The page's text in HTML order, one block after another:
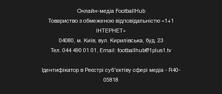
Онлайн-медіа FootballHub
Товариство з обмеженою відповідальністю «1+1
ІНТЕРНЕТ»
04080, м. Київ, вул. Кирилівська, буд. 23
Тел. 044 490 01 01, Email: footballhub@1plus1.tv
Ідентифікатор в Реєстрі суб’єктіву сфері медіа - R40-
05818